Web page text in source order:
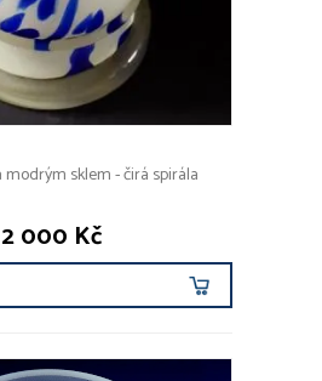
modrým sklem - čirá spirála
2 000 Kč